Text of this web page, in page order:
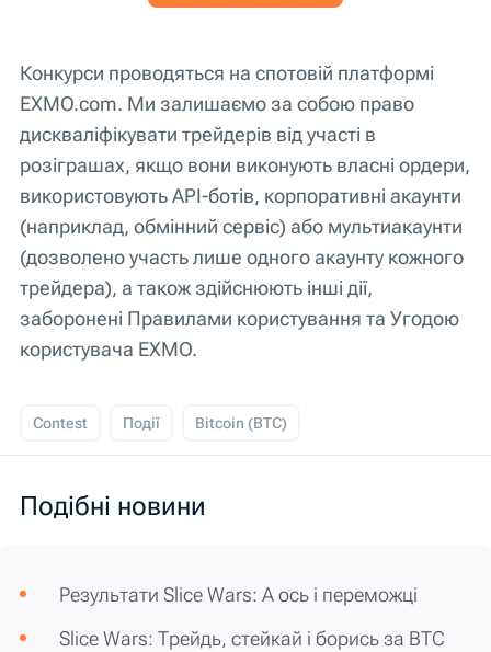
Конкурси проводяться на спотовій платформі
EXMO.com. Ми залишаємо за собою право
дискваліфікувати трейдерів від участі в
розіграшах, якщо вони виконують власні ордери,
використовують API-ботів, корпоративні акаунти
(наприклад, обмінний сервіс) або мультиакаунти
(дозволено участь лише одного акаунту кожного
трейдера), а також здійснюють інші дії,
заборонені Правилами користування та Угодою
користувача EXMO.
Contest Події Bitcoin (BTC)
Подібні новини
Результати Slice Wars: А ось і переможці
Slice Wars: Трейдь, стейкай і борись за BTC